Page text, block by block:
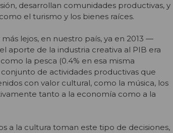
desarrollan comunidades productivas, y
el turismo y los bienes raíces.
más lejos, en nuestro país, ya en 2013 —
aporte de la industria creativa al PIB era
la pesca (0.4% en esa misma
de actividades productivas que
con valor cultural, como la música, los
tanto a la economía como a la
a la cultura toman este tipo de decisiones,